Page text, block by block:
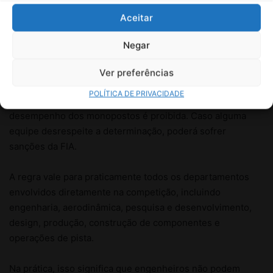
Aceitar
Negar
Ver preferências
POLÍTICA DE PRIVACIDADE